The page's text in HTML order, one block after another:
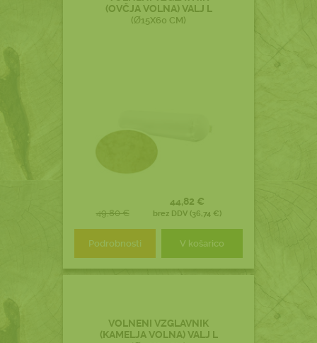
(OVČJA VOLNA) VALJ L
(Ø15X60 CM)
49,80 €
44,82 €
brez DDV (36,74 €)
Podrobnosti V košarico
VOLNENI VZGLAVNIK
(KAMELJA VOLNA) VALJ L